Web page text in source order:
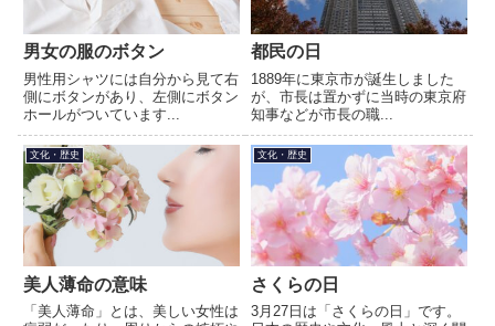
男女の服のボタン
男性用シャツには自分から見て右
側にボタンがあり、左側にボタン
ホールがついています...
都民の日
1889年に東京市が誕生しました
が、市長は置かずに当時の東京府
知事などが市長の職...
文化・歴史
美人薄命の意味
「美人薄命」とは、美しい女性は
文化・歴史
さくらの日
3月27日は「さくらの日」です。